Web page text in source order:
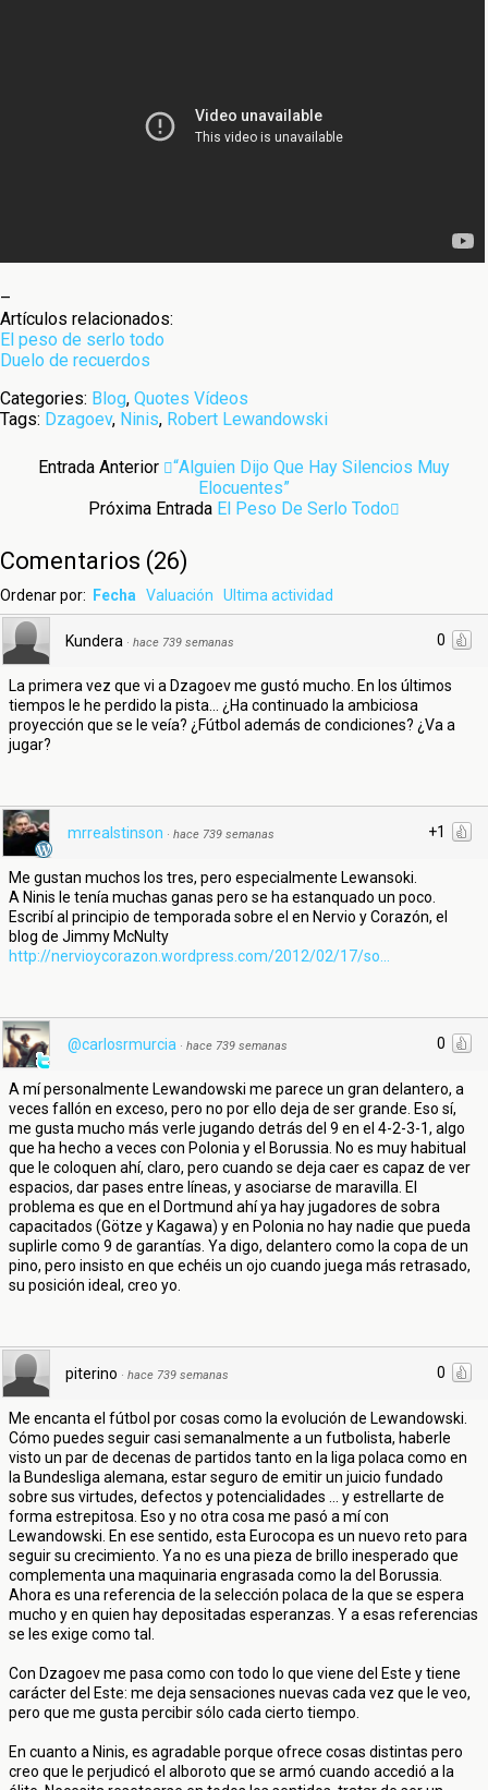
–
Artículos relacionados:
El peso de serlo todo
Duelo de recuerdos
Categories: Blog, Quotes Vídeos
Tags: Dzagoev, Ninis, Robert Lewandowski
Entrada Anterior
“Alguien Dijo Que Hay Silencios Muy
Elocuentes”
Próxima Entrada El Peso De Serlo Todo
Comentarios (26)
Ordenar por: Fecha Valuación Ultima actividad
0
Kundera · hace 739 semanas
La primera vez que vi a Dzagoev me gustó mucho. En los últimos
tiempos le he perdido la pista... ¿Ha continuado la ambiciosa
proyección que se le veía? ¿Fútbol además de condiciones? ¿Va a
jugar?
+1
mrrealstinson · hace 739 semanas
Me gustan muchos los tres, pero especialmente Lewansoki.
A Ninis le tenía muchas ganas pero se ha estanquado un poco.
Escribí al principio de temporada sobre el en Nervio y Corazón, el
blog de Jimmy McNulty
http://nervioycorazon.wordpress.com/2012/02/17/so...
0
@carlosrmurcia · hace 739 semanas
A mí personalmente Lewandowski me parece un gran delantero, a
veces fallón en exceso, pero no por ello deja de ser grande. Eso sí,
me gusta mucho más verle jugando detrás del 9 en el 4-2-3-1, algo
que ha hecho a veces con Polonia y el Borussia. No es muy habitual
que le coloquen ahí, claro, pero cuando se deja caer es capaz de ver
espacios, dar pases entre líneas, y asociarse de maravilla. El
problema es que en el Dortmund ahí ya hay jugadores de sobra
capacitados (Götze y Kagawa) y en Polonia no hay nadie que pueda
suplirle como 9 de garantías. Ya digo, delantero como la copa de un
pino, pero insisto en que echéis un ojo cuando juega más retrasado,
su posición ideal, creo yo.
0
piterino · hace 739 semanas
Me encanta el fútbol por cosas como la evolución de Lewandowski.
Cómo puedes seguir casi semanalmente a un futbolista, haberle
visto un par de decenas de partidos tanto en la liga polaca como en
la Bundesliga alemana, estar seguro de emitir un juicio fundado
sobre sus virtudes, defectos y potencialidades ... y estrellarte de
forma estrepitosa. Eso y no otra cosa me pasó a mí con
Lewandowski. En ese sentido, esta Eurocopa es un nuevo reto para
seguir su crecimiento. Ya no es una pieza de brillo inesperado que
complementa una maquinaria engrasada como la del Borussia.
Ahora es una referencia de la selección polaca de la que se espera
mucho y en quien hay depositadas esperanzas. Y a esas referencias
se les exige como tal.
Con Dzagoev me pasa como con todo lo que viene del Este y tiene
carácter del Este: me deja sensaciones nuevas cada vez que le veo,
pero que me gusta percibir sólo cada cierto tiempo.
En cuanto a Ninis, es agradable porque ofrece cosas distintas pero
creo que le perjudicó el alboroto que se armó cuando accedió a la